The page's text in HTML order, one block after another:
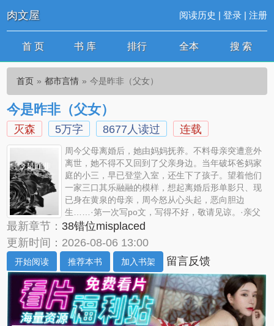
肉文屋 阅读历史 | 登录| 注册
首 页 书 库 排行 全本 搜 索
首页 都市言情 今是昨非（父女）
今是昨非（父女）
灭森 5万字 8677人读过 连载
周今父母离婚后，她由妈妈抚养。不料母亲突遭意外
离世，她不得不又回到了父亲身边。当年破坏爸妈家
庭的小三，早已登堂入室，还生下了孩子。望着他们
一家三口其乐融融的模样，想起离婚后形单影只、现
已身在黄泉的母亲，周今怒从心头起，恶向胆边
生……·第一次写po文，写得不好，敬请见谅。·亲父
女，男主渣，女主可能亦非白莲花。·观看过程中，如有不适，请立刻
退出。·现实生活中，如遇类似情况，请马上报警，或寻求帮助。·
最新章节： 38错位misplaced
更新时间：2026-08-06 13:00
开始阅读 推荐本书 加入书架 留言反馈